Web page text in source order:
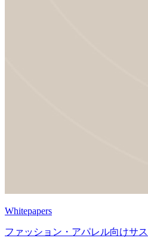
Whitepapers
ファッション・アパレル向けサ